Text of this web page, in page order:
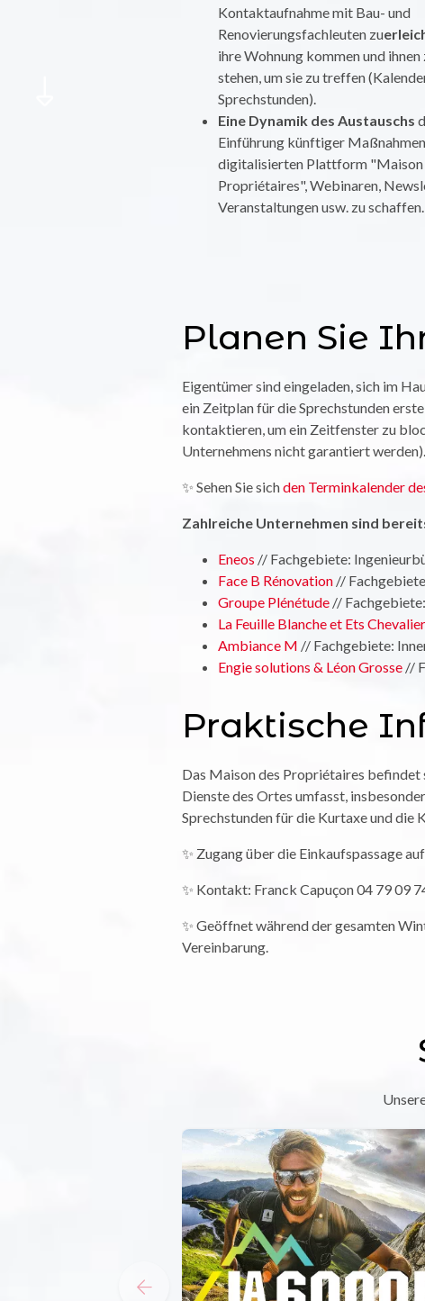
Kontaktaufnahme mit Bau- und
Renovierungsfachleuten zu
ihre Wohnung kommen und
stehen, um sie zu treffen
Sprechstunden).
Eine Dynamik des Austauschs
Einführung künftiger
digitalisierten Plattform "Maison
Propriétaires", Webinaren,
Veranstaltungen usw. zu schaffen.
Planen Sie
Eigentümer sind eingeladen, sich im
ein Zeitplan für die Sprechstunden
kontaktieren, um ein Zeitfenster zu
Unternehmens nicht garantiert werden).
✨ Sehen Sie sichden Terminkalender
Zahlreiche Unternehmen sind
Eneos // Fachgebiete:
Face B Rénovation //
Groupe Plénétude //
La Feuille Blanche et Ets Chevalier
Ambiance M // Fachgebiete:
Engie solutions & Léon Grosse //
Praktische
Das Maison des Propriétaires befindet
Dienste des Ortes umfasst,
Sprechstunden für die Kurtaxe und die
✨ Zugang über die Einkaufspassage
✨ Kontakt: Franck Capuçon 04 79 09
✨ Geöffnet während der gesamten
Vereinbarung.